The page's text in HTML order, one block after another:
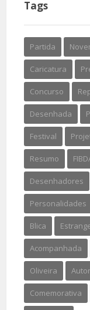
Tags
Partida
Caricatura
Concurso
Desenhada
Festival
Resumo
Desenhadores
Personalidades
Blica
Acompanhada
Oliveira
Comemorativa